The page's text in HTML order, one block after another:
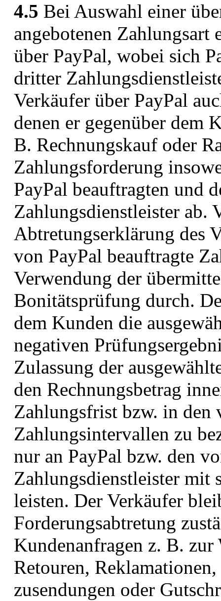
4.5 Bei Auswahl einer
angebotenen
über PayPal, wobei sich
dritter
Verkäufer über PayPal
denen er gegenüber dem
B. Rechnungskauf oder
Zahlungsforderung
PayPal beauftragten und
Zahlungsdienstleister ab.
Abtretungserklärung des
von PayPal beauftragte
Verwendung der
Bonitätsprüfung durch.
dem Kunden die
negativen
Zulassung der
den Rechnungsbetrag
Zahlungsfrist bzw. in den
Zahlungsintervallen zu
nur an PayPal bzw. den
Zahlungsdienstleister mit
leisten. Der Verkäufer
Forderungsabtretung
Kundenanfragen z. B.
Retouren,
zusendungen oder